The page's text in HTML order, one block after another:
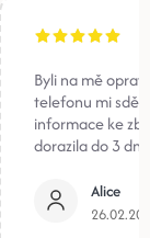
Byli na mě
telefonu mi
informace ke
dorazila do 3
Alice